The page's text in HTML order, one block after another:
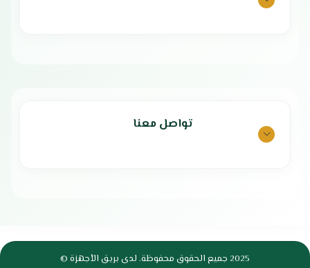
تواصل معنا
2025 جميع الحقوق محفوظة. لدى بريق الأجهزة ©